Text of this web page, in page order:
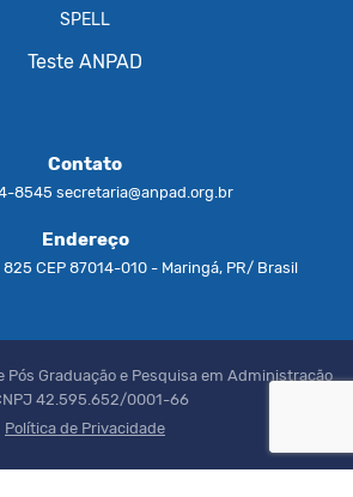
SPELL
Teste ANPAD
Contato
8545 secretaria@anpad.org.br
Endereço
825 CEP 87014-010 - Maringá, PR/ Brasil
Pós Graduação e Pesquisa em Administração
42.595.652/0001-66
Política de Privacidade